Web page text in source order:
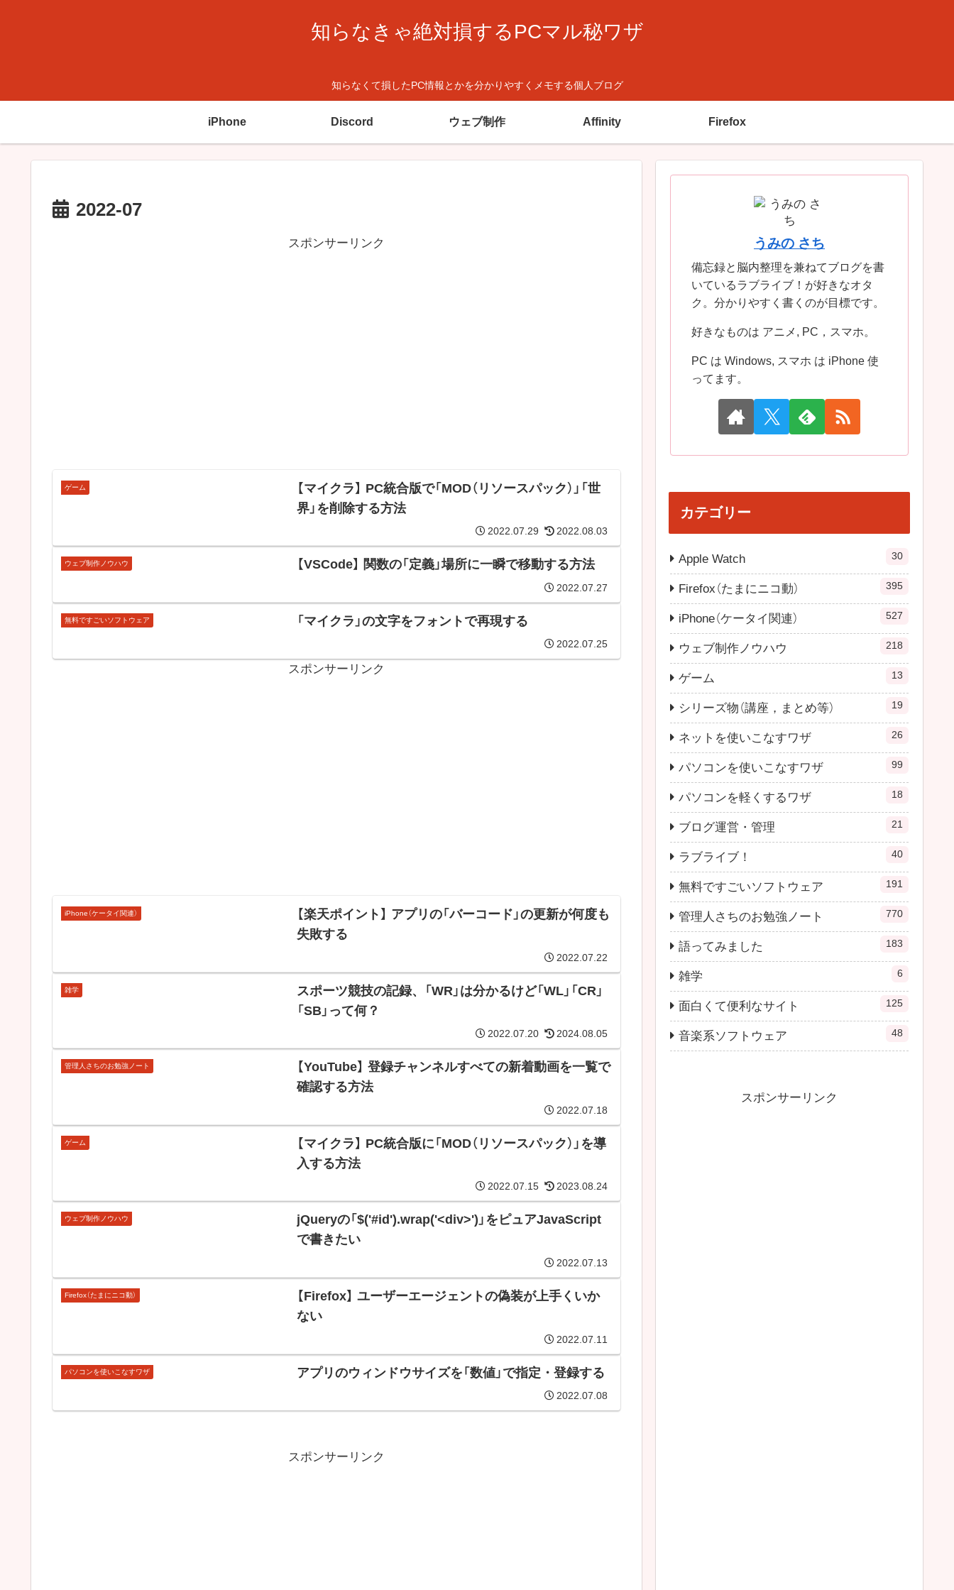
知らなきゃ絶対損するPCマル秘ワザ
知らなくて損したPC情報とかを分かりやすくメモする個人ブログ
iPhone Discord ウェブ制作 Affinity Firefox
2022-07
スポンサーリンク
ゲーム
【マイクラ】 PC統合版で「MOD（リソースパック）」「世
界」を削除する方法
2022.07.29 2022.08.03
ウェブ制作ノウハウ 【VSCode】 関数の「定義」場所に一瞬で移動する方法
2022.07.27
無料ですごいソフトウェア 「マイクラ」の文字をフォントで再現する
2022.07.25
スポンサーリンク
iPhone（ケータイ関連）
【楽天ポイント】 アプリの「バーコード」の更新が何度も
失敗する
2022.07.22
雑学
スポーツ競技の記録、「WR」は分かるけど「WL」「CR」
「SB」って何？
2022.07.20 2024.08.05
管理人さちのお勉強ノート
【YouTube】 登録チャンネルすべての新着動画を一覧で
確認する方法
2022.07.18
ゲーム
【マイクラ】 PC統合版に「MOD（リソースパック）」を導
入する方法
2022.07.15 2023.08.24
ウェブ制作ノウハウ
jQueryの「$('#id').wrap('<div>')」をピュアJavaScript
で書きたい
2022.07.13
Firefox（たまにニコ動）
【Firefox】 ユーザーエージェントの偽装が上手くいか
ない
2022.07.11
パソコンを使いこなすワザ アプリのウィンドウサイズを「数値」で指定・登録する
2022.07.08
スポンサーリンク
うみの さち
備忘録と脳内整理を兼ねてブログを書
いているラブライブ！が好きなオタ
ク。分かりやすく書くのが目標です。
好きなものは アニメ, PC，スマホ。
PC は Windows, スマホ は iPhone 使
ってます。
カテゴリー
Apple Watch 30
Firefox（たまにニコ動） 395
iPhone（ケータイ関連） 527
ウェブ制作ノウハウ 218
ゲーム 13
シリーズ物（講座，まとめ等） 19
ネットを使いこなすワザ 26
パソコンを使いこなすワザ 99
パソコンを軽くするワザ 18
ブログ運営・管理 21
ラブライブ！ 40
無料ですごいソフトウェア 191
管理人さちのお勉強ノート 770
語ってみました 183
雑学 6
面白くて便利なサイト 125
音楽系ソフトウェア 48
スポンサーリンク